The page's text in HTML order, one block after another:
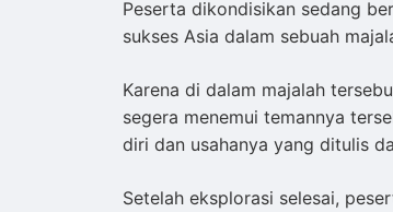
Peserta dikondisikan sedang
sukses Asia dalam sebuah
Karena di dalam majalah
segera menemui temannya
diri dan usahanya yang ditulis
Setelah eksplorasi selesai,